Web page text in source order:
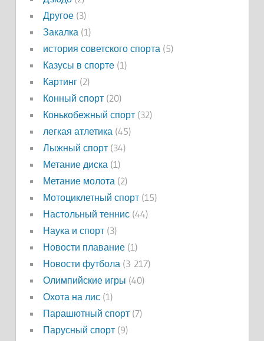
Другое(3)
Закалка (1)
история советского спорта (5)
Казусы в спорте(1)
Картинг(2)
Конный спорт(20)
Конькобежный спорт(32)
легкая атлетика (45)
Лыжный спорт(34)
Метание диска (1)
Метание молота (2)
Мотоциклетный спорт(15)
Настольный теннис(44)
Наука и спорт(3)
Новости плавание(1)
Новости футбола (3 217)
Олимпийские игры (40)
Охота на лис(1)
Парашютный спорт(7)
Парусный спорт(9)